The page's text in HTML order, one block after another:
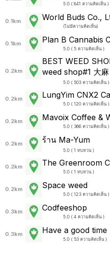
5.0 ( 841 ความคิดเห็น )
0.1km World Buds Co.,
(ไม่มีความคิดเห็น)
0.1km Plan B Cannabis
5.0 ( 5 ความคิดเห็น )
0.2km
BEST WEED
weed shop#1 大
5.0 ( 503 ความคิดเห็น )
0.2km LungYim CNX2
5.0 ( 120 ความคิดเห็น )
0.2km Mavoix Coffee &
5.0 ( 366 ความคิดเห็น )
0.2km ร้าน Ma-Yum
5.0 ( 1 ทบทวน )
0.2km The Greenroom
5.0 ( 1 ทบทวน )
0.2km Space weed
5.0 ( 123 ความคิดเห็น )
0.3km Codfeeshop
5.0 ( 4 ความคิดเห็น )
0.3km Have a good time
5.0 ( 53 ความคิดเห็น )